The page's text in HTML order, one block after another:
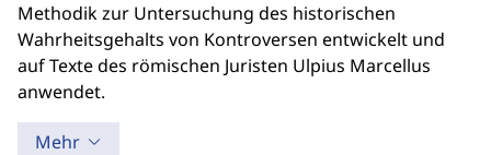
Methodik zur Untersuchung des historischen
Wahrheitsgehalts von Kontroversen entwickelt und
auf Texte des römischen Juristen Ulpius Marcellus
anwendet.
Mehr